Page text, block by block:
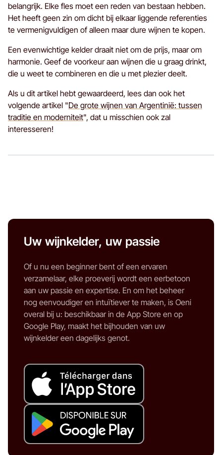
belangrijk. Elke fles moet een reden van bestaan hebben.
Het heeft geen zin om dicht bij elkaar liggende referenties
te vermenigvuldigen of alleen maar dure wijnen te kopen.
Een evenwichtige kelder draait niet om de prijs, maar om
harmonie. Geef de voorkeur aan wijnen die u graag drinkt,
die u weet te combineren en die u met plezier deelt.
Als u dit artikel hebt gewaardeerd, lees dan ook het
volgende artikel "De grote wijnen van Argentinië: tussen
traditie en moderniteit", dat u misschien ook zal
interesseren!
Uw wijnkelder, uw passie
Of u nu een beginner bent of een ervaren
verzamelaar, elke proeverij wordt een eerbetoon
aan uw passie en expertise. En om het beheer
nog eenvoudiger en intuïtiever te maken, is Oeni
overal bij u: beschikbaar in de App Store en op
Google Play, maakt het bijhouden van uw
wijnkelder een dagelijks genot.